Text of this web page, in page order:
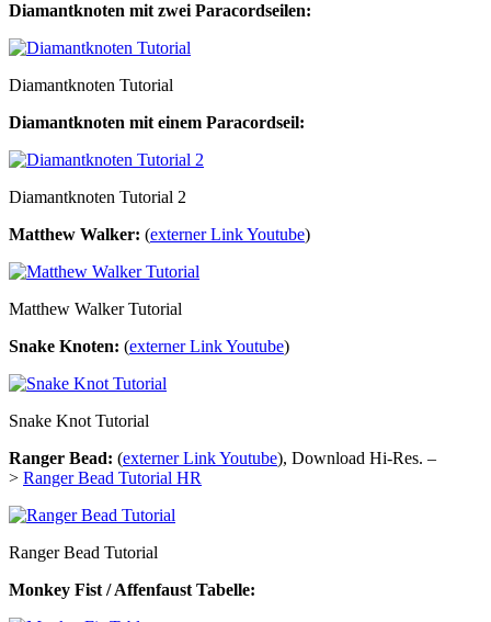
Diamantknoten mit zwei Paracordseilen:
Diamantknoten Tutorial
Diamantknoten mit einem Paracordseil:
Diamantknoten Tutorial 2
Matthew Walker: (externer Link Youtube)
Matthew Walker Tutorial
Snake Knoten: (externer Link Youtube)
Snake Knot Tutorial
Ranger Bead: (externer Link Youtube), Download Hi-Res. –
> Ranger Bead Tutorial HR
Ranger Bead Tutorial
Monkey Fist / Affenfaust Tabelle: